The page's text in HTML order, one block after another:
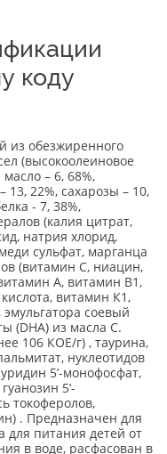
коду
из обезжиренного
(высокоолеиновое
– 6, 68%,
13, 22%, сахарозы – 10,
- 7, 38%,
(калия цитрат,
натрия хлорид,
сульфат, марганца
(витамин С, ниацин,
А, витамин В1,
витамин К1,
соевый
(DHA) из масла C.
106 КОЕ/г) , таурина,
нуклеотидов
5’-монофосфат,
5’-
токоферолов,
. Предназначен для
для питания детей от
в воде, расфасован в